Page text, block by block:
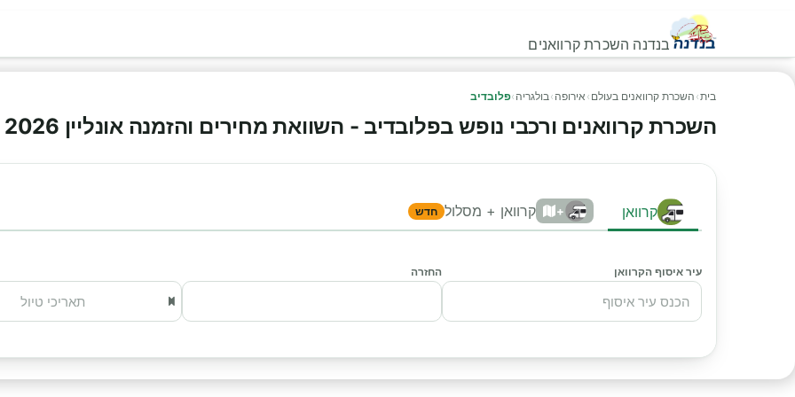
בנדנה השכרת קרוואנים
בית› השכרת קרוואנים בעולם › אירופה ›בולגריה ›פלובדיב
השכרת קרוואנים ורכבי נופש בפלובדיב - השוואת מחירים והזמנה אונליין 2026
קרוואן + קרוואן + מסלול חדש
עיר איסוף הקרוואן החזרה